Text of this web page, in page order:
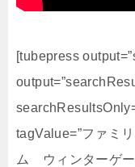
[tubepress
tagValue=”ファミ
ム ウィンターゲー